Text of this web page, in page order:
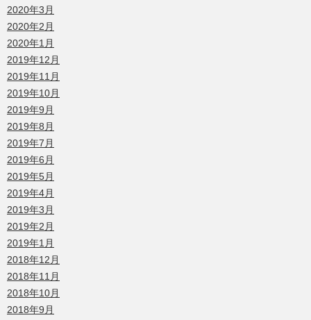
2020年3月
2020年2月
2020年1月
2019年12月
2019年11月
2019年10月
2019年9月
2019年8月
2019年7月
2019年6月
2019年5月
2019年4月
2019年3月
2019年2月
2019年1月
2018年12月
2018年11月
2018年10月
2018年9月